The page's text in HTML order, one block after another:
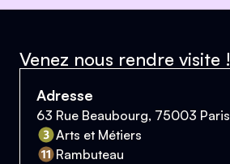
Venez nous rendre visite !
Adresse
63 Rue Beaubourg, 75003 Paris
Arts et Métiers
Rambuteau